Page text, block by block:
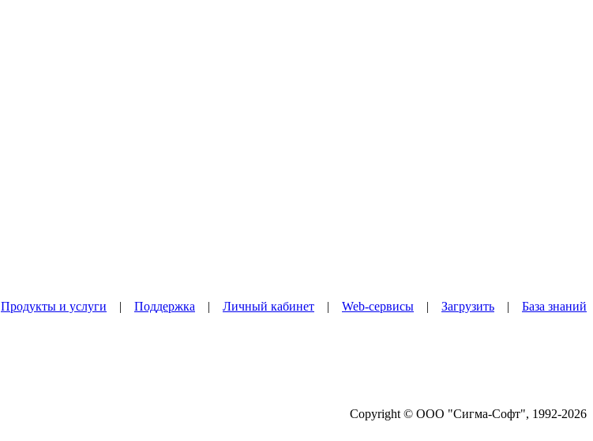
Продукты и услуги | Поддержка | Личный кабинет | Web-сервисы | Загрузить | База знаний
Copyright © ООО "Сигма-Софт", 1992-2026